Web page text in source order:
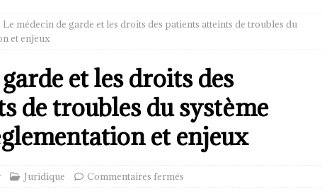
Le médecin de garde et les droits des patients atteints de troubles du
et enjeux
et les droits des
de troubles du système
et enjeux
Juridique Commentaires fermés